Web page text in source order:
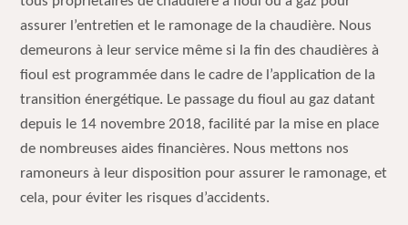
assurer l’entretien et le ramonage de la chaudière. Nous
demeurons à leur service même si la fin des chaudières à
fioul est programmée dans le cadre de l’application de la
transition énergétique. Le passage du fioul au gaz datant
depuis le 14 novembre 2018, facilité par la mise en place
de nombreuses aides financières. Nous mettons nos
ramoneurs à leur disposition pour assurer le ramonage, et
cela, pour éviter les risques d’accidents.